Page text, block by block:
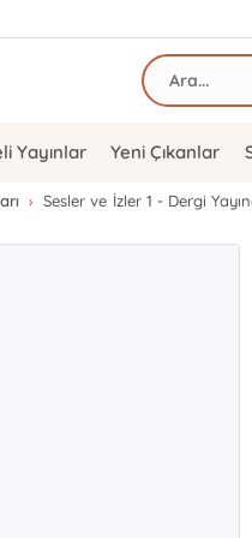
Yayınlar Yeni Çıkanlar
Sesler ve İzler 1 - Dergi